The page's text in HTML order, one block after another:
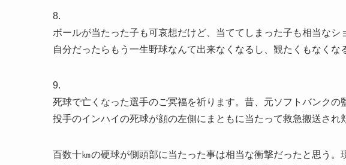
8.
ボールが当たった子も可哀想だけど、当ててしまった子も相当なシ
自分だったらもう一生野球なんて出来なくなるし、観たくもなくな
9.
死球で亡くなった選手のご冥福を祈ります。昔、元ソフトバンク
投手のインハイの死球が顔の左側にまともに当たって救急搬送され
百数十㎞の硬球が側頭部に当たった事は相当な衝撃だったと思う。